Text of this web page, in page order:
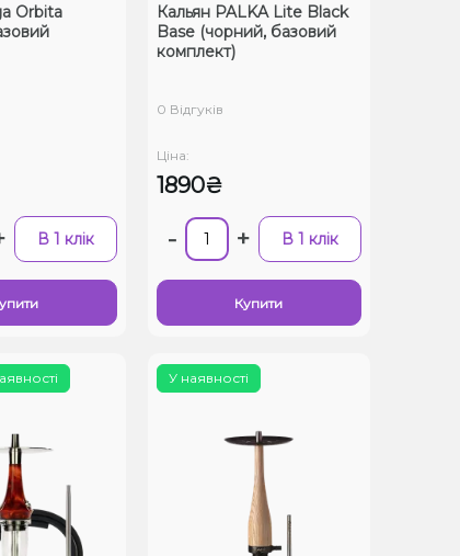
Orbita
В 1 клік
Кальян PALKA Lite Black
Base (чорний, базовий
комплект)
0 Відгуків
Ціна:
1890₴
- + В 1 клік
Купити
У наявності